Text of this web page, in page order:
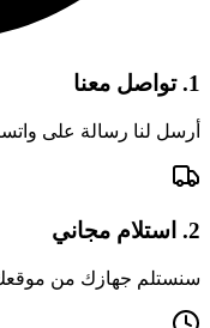
1. تواصل معنا
أرسل لنا رسالة على
2. استلام مجاني
سنستلم جهازك من